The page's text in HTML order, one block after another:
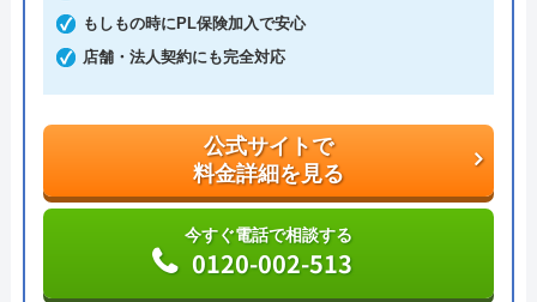
分でお客様の元にスタッフが駆けつけます。出張見
積もりキャンセルは0円、深夜早朝でも割増料金は
トラブルの原因や作業例などが分かりやすく記載さ
れており、依頼の際も安心できますね。候補のひと
つにしてみてください。
もしもの時にPL保険加入で安心
店舗・法人契約にも完全対応
公式サイトで
料金詳細を見る
今すぐ電話で相談する
0120-002-513